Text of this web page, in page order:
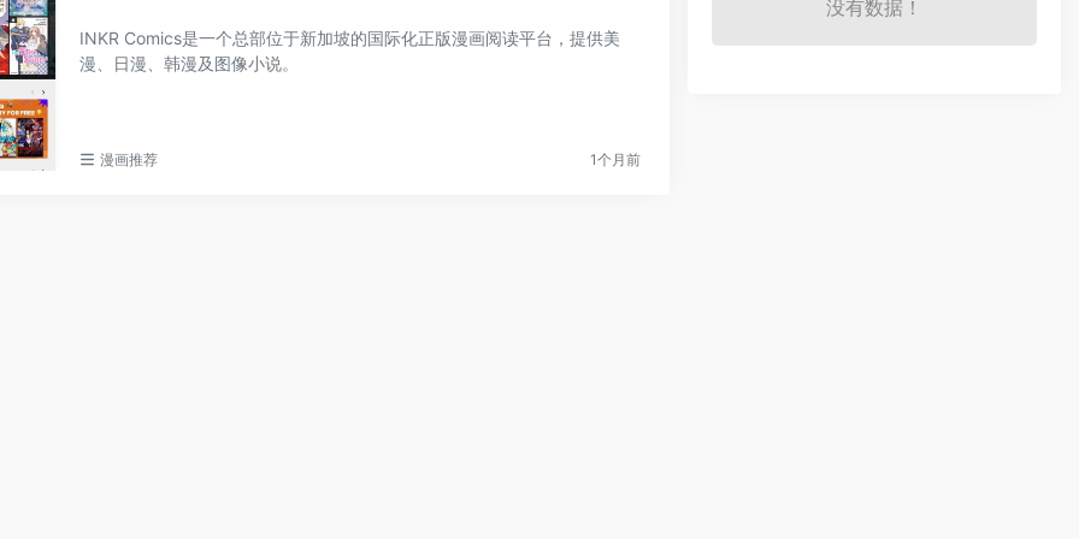
INKR Comics是一个总部位于新加坡的国际化正版漫画阅读平台，提供美
漫、日漫、韩漫及图像小说。
漫画推荐 1个月前
没有数据！